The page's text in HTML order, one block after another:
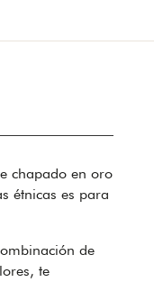
chapado en oro
étnicas es para
de
te